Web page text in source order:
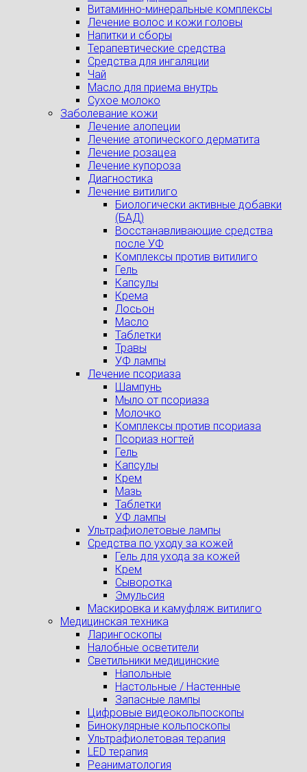
Витаминно-минеральные комплексы
Лечение волос и кожи головы
Напитки и сборы
Терапевтические средства
Средства для ингаляции
Чай
Масло для приема внутрь
Сухое молоко
Заболевание кожи
Лечение алопеции
Лечение атопического дерматита
Лечение розацеа
Лечение купороза
Диагностика
Лечение витилиго
Биологически активные добавки
(БАД)
Восстанавливающие средства
после УФ
Комплексы против витилиго
Гель
Капсулы
Крема
Лосьон
Масло
Таблетки
Травы
УФ лампы
Лечение псориаза
Шампунь
Мыло от псориаза
Молочко
Комплексы против псориаза
Псориаз ногтей
Гель
Капсулы
Крем
Мазь
Таблетки
УФ лампы
Ультрафиолетовые лампы
Средства по уходу за кожей
Гель для ухода за кожей
Крем
Сыворотка
Эмульсия
Маскировка и камуфляж витилиго
Медицинская техника
Ларингоскопы
Налобные осветители
Светильники медицинские
Напольные
Настольные / Настенные
Запасные лампы
Цифровые видеокольпоскопы
Бинокулярные кольпоскопы
Ультрафиолетовая терапия
LED терапия
Реаниматология